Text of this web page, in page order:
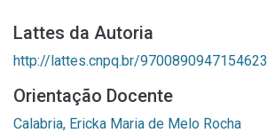
Lattes da Autoria
http://lattes.cnpq.br/9700890947154623
Orientação Docente
Calabria, Ericka Maria de Melo Rocha